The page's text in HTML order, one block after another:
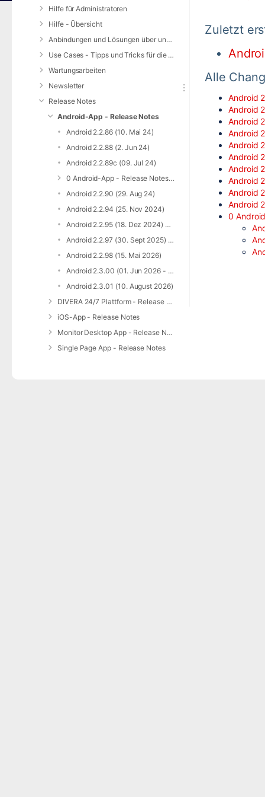
Hilfe für Administratoren
Hilfe - Übersicht
Anbindungen und Lösungen über unsere Web-Schnittstelle (REST-API)
Use Cases - Tipps und Tricks für die Anwendung von DIVERA 24/7
Wartungsarbeiten
Newsletter
Release Notes
Android-App - Release Notes
Android 2.2.86 (10. Mai 24)
Android 2.2.88 (2. Jun 24)
Android 2.2.89c (09. Jul 24)
0 Android-App - Release Notes - Archiv
Android 2.2.90 (29. Aug 24)
Android 2.2.94 (25. Nov 2024)
Android 2.2.95 (18. Dez 2024) 2.2.96 (23. Jan 2025)
Android 2.2.97 (30. Sept 2025) und 2.2.97c (29. Okt 2025)
Android 2.2.98 (15. Mai 2026)
Android 2.3.00 (01. Jun 2026 - 15. Juli 2026)
Android 2.3.01 (10. August 2026)
DIVERA 24/7 Plattform - Release Notes
iOS-App - Release Notes
Monitor Desktop App - Release Notes
Single Page App - Release Notes
Zuletzt
Alle
Android
Android
Android
Android
Android
Android
Android
Android
Android
Android
0